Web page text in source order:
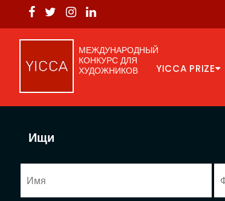
МЕЖДУНАРОДНЫЙ
КОНКУРС ДЛЯ
ХУДОЖНИКОВ
YICCA PRIZE
Ищи